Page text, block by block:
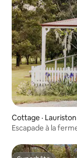
Cottage · Lauriston
Escapade à la